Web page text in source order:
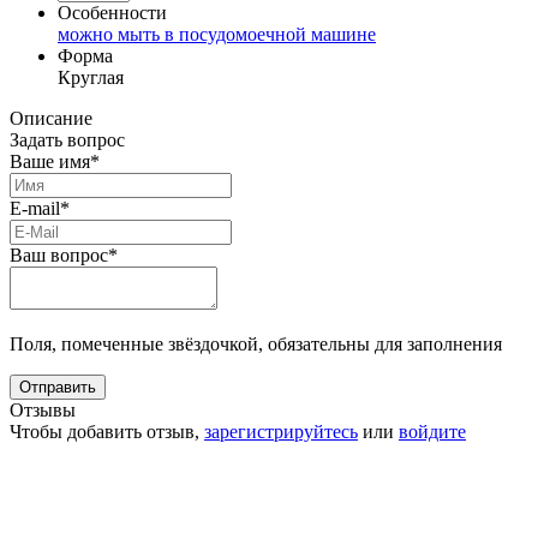
Особенности
можно мыть в посудомоечной машине
Форма
Круглая
Описание
Задать вопрос
Ваше имя*
E-mail*
Ваш вопрос*
Поля, помеченные звёздочкой, обязательны для заполнения
Отзывы
Чтобы добавить отзыв, зарегистрируйтесь или войдите